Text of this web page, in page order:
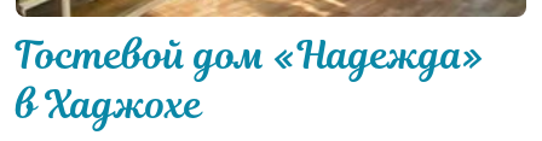
Гостевой дом «Надежда»
в Хаджохе